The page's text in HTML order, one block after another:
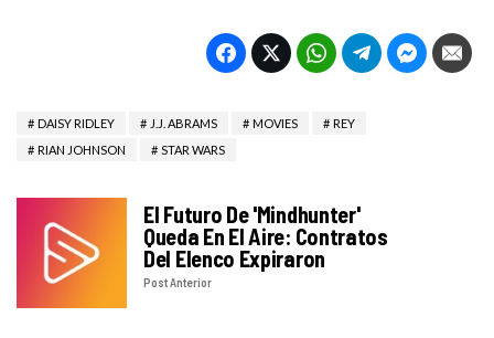
DAISY RIDLEY J.J. ABRAMS MOVIES
REY
RIAN JOHNSON
STAR WARS
El Futuro De 'Mindhunter'
Queda En El Aire: Contratos
Del Elenco Expiraron
Post Anterior